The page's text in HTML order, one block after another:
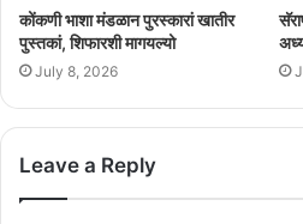
कोंकणी भाशा मंडळान पुरस्कारां खातीर
पुस्तकां, शिफारशी मागयल्यो
July 8, 2026
Leave a Reply